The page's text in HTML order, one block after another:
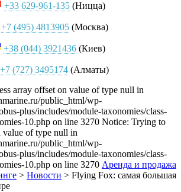
+33 629-961-135(Ницца)
+7 (495) 4813905(Москва)
+38 (044) 3921436 (Киев)
+7 (727) 3495174 (Алматы)
array offset on value of type null in
public_html/wp-
plus/includes/module-taxonomies/class-
10.php on line 3270 Notice: Trying to
value of type null in
public_html/wp-
plus/includes/module-taxonomies/class-
10.php on line 3270 Аренда и продажа
> Новости > Flying Fox: самая большая